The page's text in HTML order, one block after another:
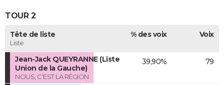
TOUR 2
Tête de liste
Liste
% des voix Voix
Jean-Jack QUEYRANNE (Liste
Union de la Gauche)
NOUS, C'EST LA RÉGION
39,90% 79